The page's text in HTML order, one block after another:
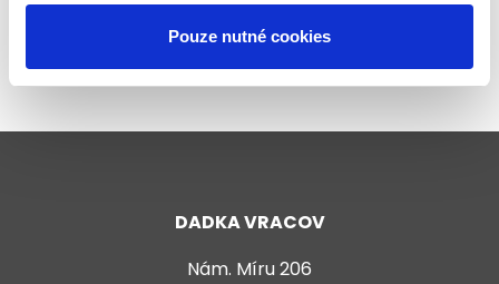
Pouze nutné cookies
Zástěry
DADKA VRACOV
Nám. Míru 206